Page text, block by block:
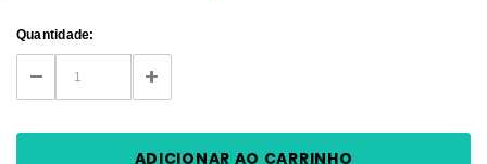
Current
Stock:
Quantidade:
DECREASE
QUANTITY:
INCREASE
QUANTITY: